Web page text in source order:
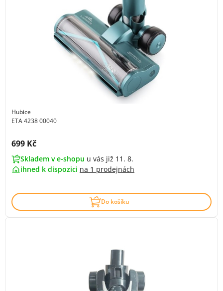
Hubice
ETA 4238 00040
Cena s DPH:
699 Kč
Skladem v e-shopu u vás již 11. 8.
ihned k dispozici na 1 prodejnách
Do košíku